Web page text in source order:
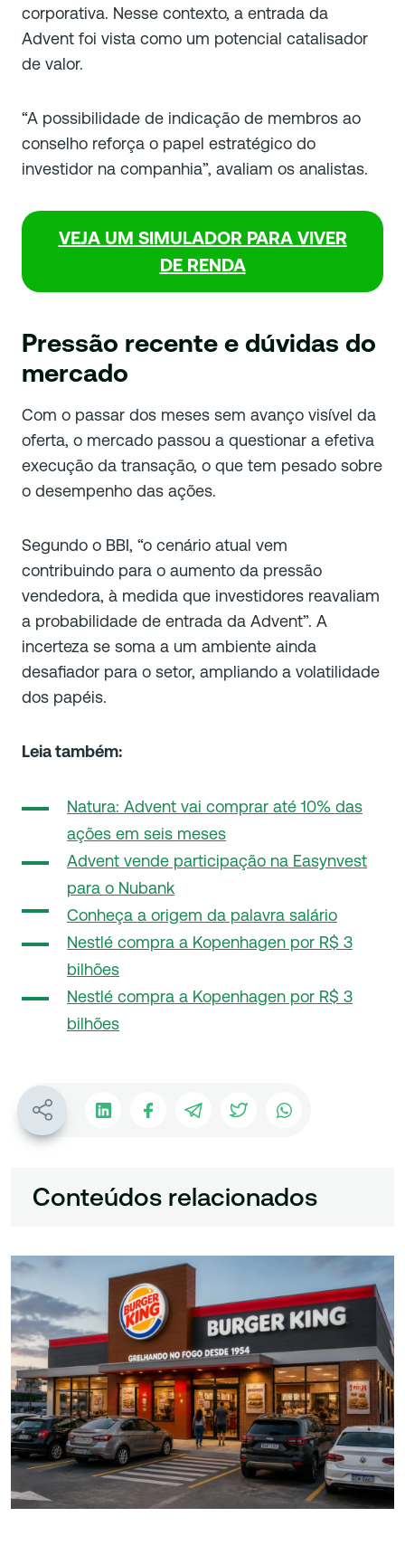
corporativa. Nesse contexto, a entrada da
Advent foi vista como um potencial catalisador
de valor.
“A possibilidade de indicação de membros ao
conselho reforça o papel estratégico do
investidor na companhia”, avaliam os analistas.
VEJA UM SIMULADOR PARA VIVER
DE RENDA
Pressão recente e dúvidas do
mercado
Com o passar dos meses sem avanço visível da
oferta, o mercado passou a questionar a efetiva
execução da transação, o que tem pesado sobre
o desempenho das ações.
Segundo o BBI, “o cenário atual vem
contribuindo para o aumento da pressão
vendedora, à medida que investidores reavaliam
a probabilidade de entrada da Advent”. A
incerteza se soma a um ambiente ainda
desafiador para o setor, ampliando a volatilidade
dos papéis.
Leia também:
Natura: Advent vai comprar até 10% das
ações em seis meses
Advent vende participação na Easynvest
para o Nubank
Conheça a origem da palavra salário
Nestlé compra a Kopenhagen por R$ 3
bilhões
Nestlé compra a Kopenhagen por R$ 3
bilhões
Conteúdos relacionados